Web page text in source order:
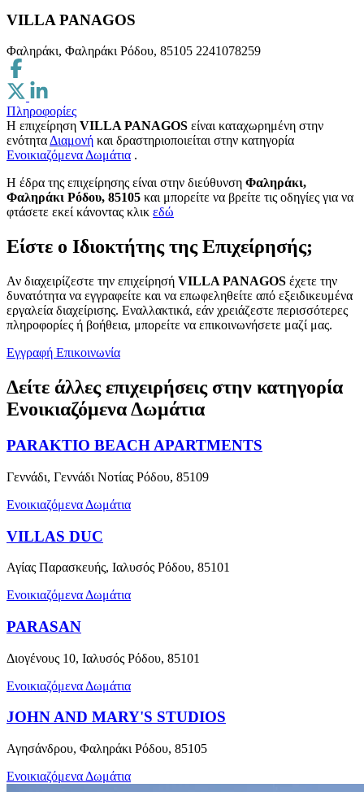
VILLA PANAGOS
Φαληράκι, Φαληράκι Ρόδου, 85105 2241078259
Πληροφορίες
Η επιχείρηση VILLA PANAGOS είναι καταχωρημένη στην
ενότηταΔιαμονή και δραστηριοποιείται στην κατηγορία
Ενοικιαζόμενα Δωμάτια .
H έδρα της επιχείρησης είναι στην διεύθυνση Φαληράκι,
Φαληράκι Ρόδου, 85105 και μπορείτε να βρείτε τις οδηγίες για να
φτάσετε εκεί κάνοντας κλικ εδώ
Είστε ο Ιδιοκτήτης της Επιχείρησής;
Αν διαχειρίζεστε την επιχείρησή VILLA PANAGOS έχετε την
δυνατότητα να εγγραφείτε και να επωφεληθείτε από εξειδικευμένα
εργαλεία διαχείρισης. Εναλλακτικά, εάν χρειάζεστε περισσότερες
πληροφορίες ή βοήθεια, μπορείτε να επικοινωνήσετε μαζί μας.
Εγγραφή Επικοινωνία
Δείτε άλλες επιχειρήσεις στην κατηγορία
Ενοικιαζόμενα Δωμάτια
PARAKTIO BEACH APARTMENTS
Γεννάδι, Γεννάδι Νοτίας Ρόδου, 85109
Ενοικιαζόμενα Δωμάτια
VILLAS DUC
Αγίας Παρασκευής, Ιαλυσός Ρόδου, 85101
Ενοικιαζόμενα Δωμάτια
PARASAN
Διογένους 10, Ιαλυσός Ρόδου, 85101
Ενοικιαζόμενα Δωμάτια
JOHN AND MARY'S STUDIOS
Αγησάνδρου, Φαληράκι Ρόδου, 85105
Ενοικιαζόμενα Δωμάτια